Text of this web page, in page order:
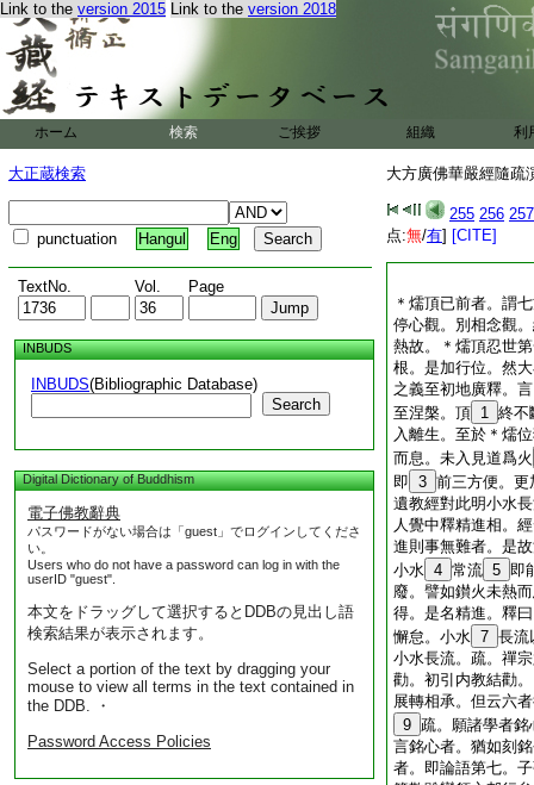
Link to the version 2015 Link to the version 2018
ホーム 検索 ご挨拶 組織 利
大正蔵検索
punctuation Hangul Eng
TextNo. Vol. Page
INBUDS
INBUDS(Bibliographic Database)
Search
Digital Dictionary of Buddhism
電子佛教辭典
パスワードがない場合は「guest」でログインしてくださ
い。
Users who do not have a password can log in with the
userID "guest".
本文をドラッグして選択するとDDBの見出し語
検索結果が表示されます。
Select a portion of the text by dragging your
mouse to view all terms in the text contained in
the DDB. ・
Password Access Policies
大方廣佛華嚴經隨疏
255 256 257
点:無/有] [CITE]
＊燸頂已前者。謂
停心觀。別相念觀
熱故。＊燸頂忍世
根。是加行位。然
之義至初地廣釋。
至涅槃。頂 1 終不
入離生。至於＊燸
而息。未入見道爲火
即 3 前三方便。更
遺教經對此明小水
人覺中釋精進相。
進則事無難者。是
小水 4 常流 5 即
廢。譬如鑚火未熱
得。是名精進。釋
懈怠。小水 7 長流
小水長流。疏。禪
勸。初引内教結勸
展轉相承。但云六
9 疏。願諸學者
言銘心者。猶如刻
者。即論語第七。